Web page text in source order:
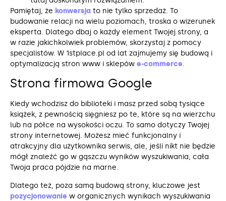
Pamiętaj, że konwersja to nie tylko sprzedaż. To
budowanie relacji na wielu poziomach, troska o wizerunek
eksperta. Dlatego dbaj o każdy element Twojej strony, a
w razie jakichkolwiek problemów, skorzystaj z pomocy
specjalistów. W 1stplace.pl od lat zajmujemy się budową i
optymalizacją stron www i sklepów e-commerce.
Strona firmowa Google
Kiedy wchodzisz do biblioteki i masz przed sobą tysiące
książek, z pewnością sięgniesz po te, które są na wierzchu
lub na półce na wysokości oczu. To samo dotyczy Twojej
strony internetowej. Możesz mieć funkcjonalny i
atrakcyjny dla użytkownika serwis, ale, jeśli nikt nie będzie
mógł znaleźć go w gąszczu wyników wyszukiwania, cała
Twoja praca pójdzie na marne.
Dlatego też, poza samą budową strony, kluczowe jest
pozycjonowanie w organicznych wynikach wyszukiwania